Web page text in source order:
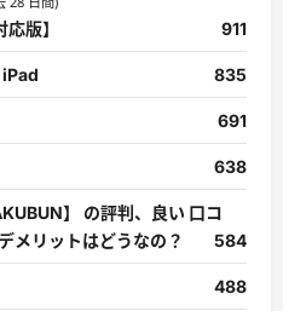
版】 911
835
691
638
】 の評判、良い 口コ
メリットはどうなの？
584
488